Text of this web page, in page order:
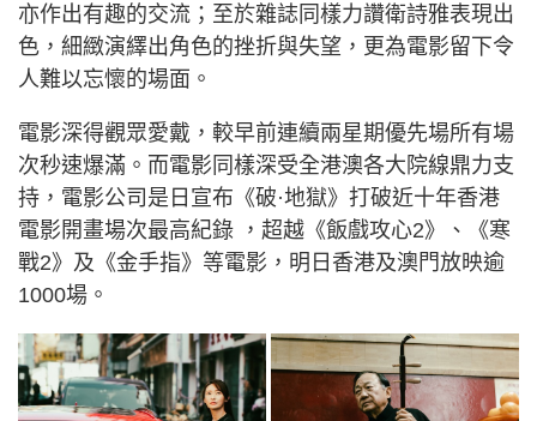
亦作出有趣的交流；至於雜誌同樣力讚衛詩雅表現出
色，細緻演繹出角色的挫折與失望，更為電影留下令
人難以忘懷的場面。
電影深得觀眾愛戴，較早前連續兩星期優先場所有場
次秒速爆滿。而電影同樣深受全港澳各大院線鼎力支
持，電影公司是日宣布《破·地獄》打破近十年香港
電影開畫場次最高紀錄 ，超越《飯戲攻心2》、《寒
戰2》及《金手指》等電影，明日香港及澳門放映逾
1000場。